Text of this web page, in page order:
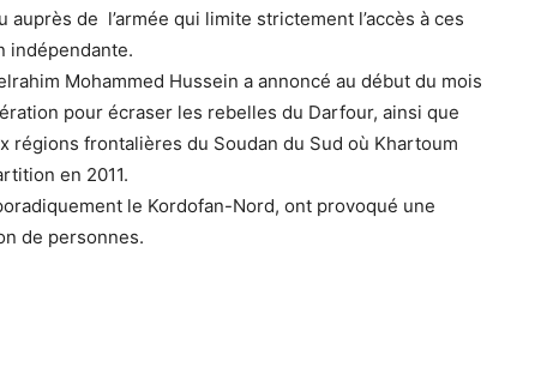
auprès de l’armée qui limite strictement l’accès à ces
indépendante.
Mohammed Hussein a annoncé au début du mois
pour écraser les rebelles du Darfour, ainsi que
régions frontalières du Soudan du Sud où Khartoum
en 2011.
le Kordofan-Nord, ont provoqué une
de personnes.